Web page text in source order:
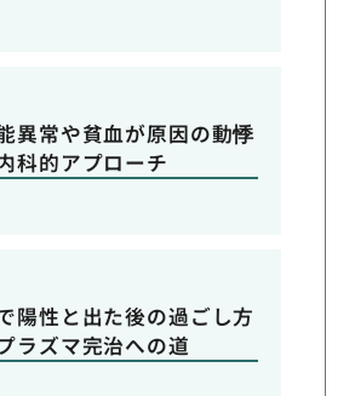
異常や貧血が原因の動悸
科的アプローチ
陽性と出た後の過ごし方
ラズマ完治への道